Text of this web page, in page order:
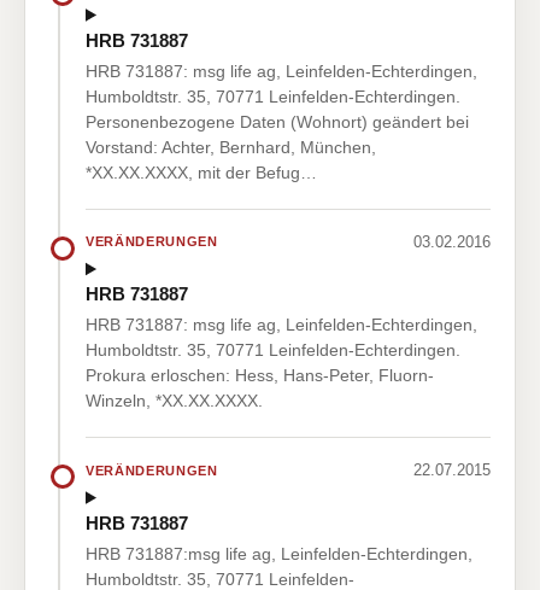
HRB 731887
HRB 731887: msg life ag, Leinfelden-Echterdingen,
Humboldtstr. 35, 70771 Leinfelden-Echterdingen.
Personenbezogene Daten (Wohnort) geändert bei
Vorstand: Achter, Bernhard, München,
*XX.XX.XXXX, mit der Befug…
VERÄNDERUNGEN 03.02.2016
HRB 731887
HRB 731887: msg life ag, Leinfelden-Echterdingen,
Humboldtstr. 35, 70771 Leinfelden-Echterdingen.
Prokura erloschen: Hess, Hans-Peter, Fluorn-
Winzeln, *XX.XX.XXXX.
VERÄNDERUNGEN 22.07.2015
HRB 731887
HRB 731887:msg life ag, Leinfelden-Echterdingen,
Humboldtstr. 35, 70771 Leinfelden-